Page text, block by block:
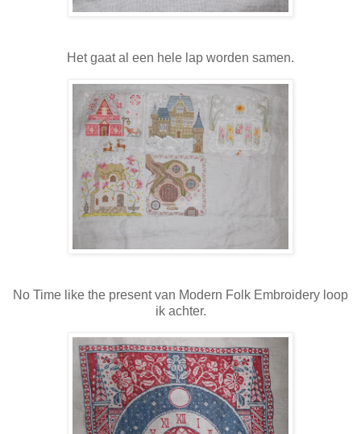
Het gaat al een hele lap worden samen.
No Time like the present van Modern Folk Embroidery loop
ik achter.